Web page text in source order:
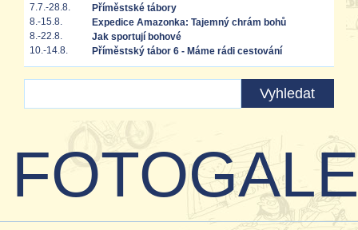
7.7.-28.8.
Příměstské tábory
8.-15.8.
Expedice Amazonka: Tajemný chrám bohů
8.-22.8.
Jak sportují bohové
10.-14.8.
Příměstský tábor 6 - Máme rádi cestování